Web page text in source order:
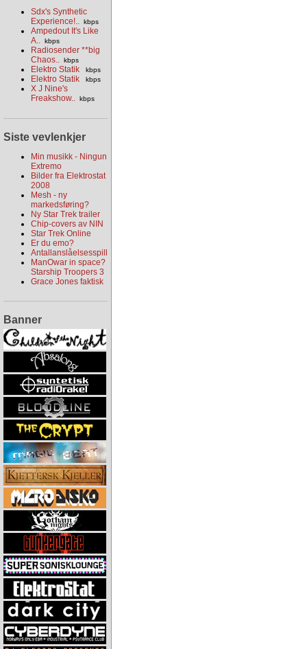
Sdx's Synthetic
Experience!.. kbps
Ampedout It's Like
A.. kbps
Radiosender **big
Chaos.. kbps
Elektro Statik kbps
Elektro Statik kbps
X J Nine's
Freakshow.. kbps
Siste vevlenkjer
Min musikk - Ningun
Extremo
Bilder fra Elektrostat
2008
Mesh - ny
markedsføring?
Ny Star Trek trailer
Chip-covers av NIN
Star Trek Online
Er du emo?
Antallanslåelsesspill
ManOwar in space?
Starship Troopers 3
Grace Jones faktisk
Banner